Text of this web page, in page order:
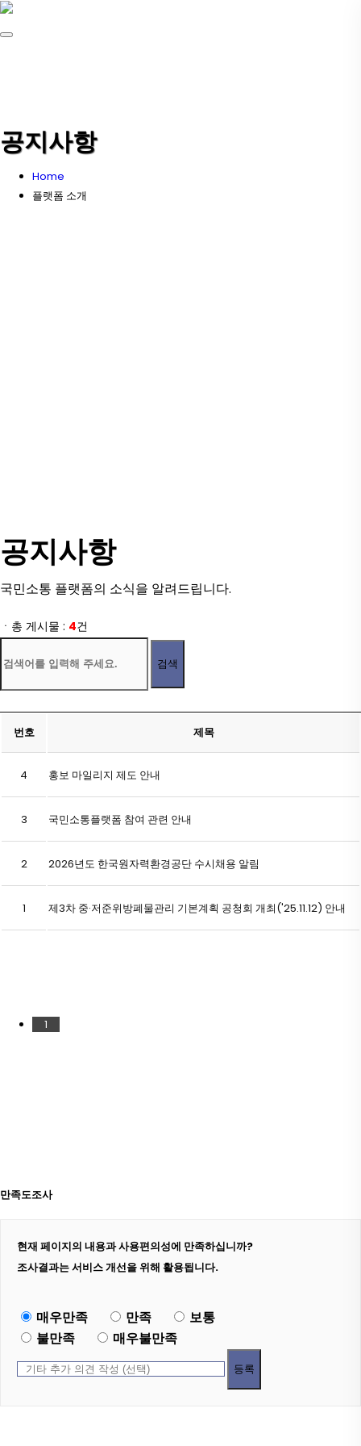
공지사항
Home
플랫폼 소개
공지사항
국민소통 플랫폼의 소식을 알려드립니다.
ㆍ총 게시물 : 4건
검색
번호 제목
4 홍보 마일리지 제도 안내
3 국민소통플랫폼 참여 관련 안내
2 2026년도 한국원자력환경공단 수시채용 알림
1 제3차 중·저준위방폐물관리 기본계획 공청회 개최('25.11.12) 안내
1
만족도조사
현재 페이지의 내용과 사용편의성에 만족하십니까?
조사결과는 서비스 개선을 위해 활용됩니다.
매우만족 만족
보통
불만족
매우불만족
등록